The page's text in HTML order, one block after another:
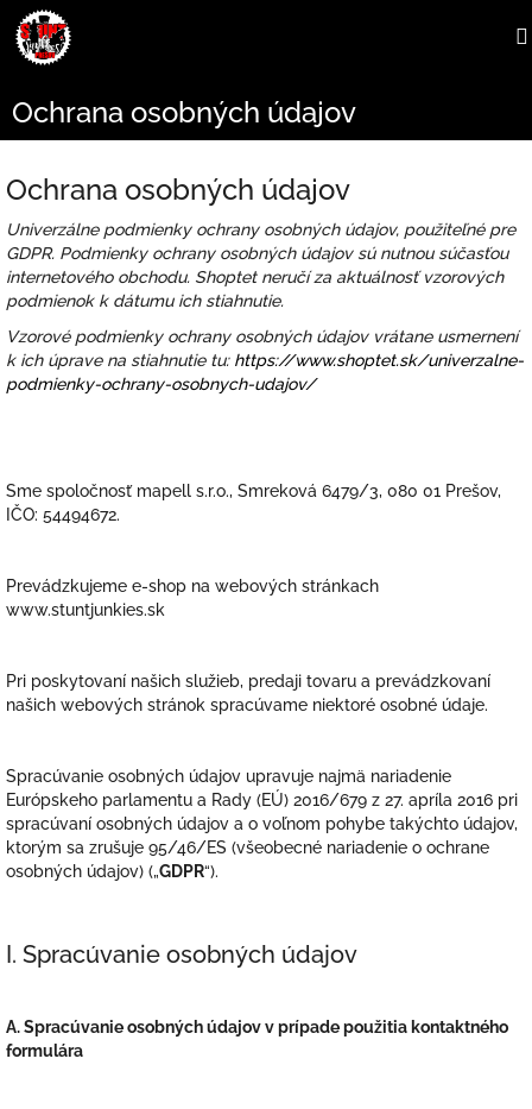
Prejsť
na
obsah
Ochrana osobných údajov
Ochrana osobných údajov
Univerzálne podmienky ochrany osobných údajov, použiteľné pre
GDPR. Podmienky ochrany osobných údajov sú nutnou súčasťou
internetového obchodu. Shoptet neručí za aktuálnosť vzorových
podmienok k dátumu ich stiahnutie.
Vzorové podmienky ochrany osobných údajov vrátane usmernení
k ich úprave na stiahnutie tu: https://www.shoptet.sk/univerzalne-
podmienky-ochrany-osobnych-udajov/
Sme spoločnosť mapell s.r.o., Smreková 6479/3, 080 01 Prešov,
IČO: 54494672.
Prevádzkujeme e-shop na webových stránkach
www.stuntjunkies.sk
Pri poskytovaní našich služieb, predaji tovaru a prevádzkovaní
našich webových stránok spracúvame niektoré osobné údaje.
Spracúvanie osobných údajov upravuje najmä nariadenie
Európskeho parlamentu a Rady (EÚ) 2016/679 z 27. apríla 2016 pri
spracúvaní osobných údajov a o voľnom pohybe takýchto údajov,
ktorým sa zrušuje 95/46/ES (všeobecné nariadenie o ochrane
osobných údajov) („GDPR“).
I. Spracúvanie osobných údajov
A. Spracúvanie osobných údajov v prípade použitia kontaktného
formulára